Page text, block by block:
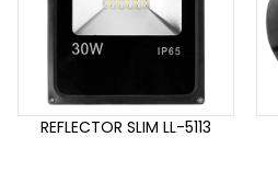
REFLECTOR SLIM LL-5113